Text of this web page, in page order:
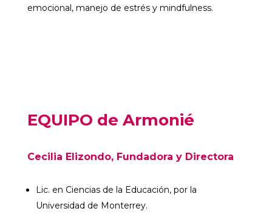
emocional, manejo de estrés y mindfulness.
EQUIPO de Armonié
Cecilia Elizondo, Fundadora y Directora
Lic. en Ciencias de la Educación, por la
Universidad de Monterrey.